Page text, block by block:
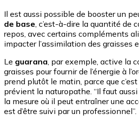
Il est aussi possible de booster un
de base, c’est-à-dire la quantité de
repos, avec certains compléments
impacter l’assimilation des graisses
Le guarana, par exemple, active la
graisses pour fournir de l’énergie à
prend plutôt le matin, parce que
prévient la naturopathe. “Il faut
la mesure où il peut entraîner une
est d’être suivi par un professionnel”.